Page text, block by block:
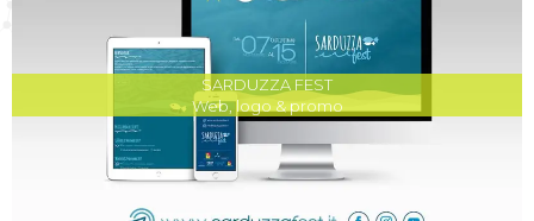
SARDUZZA FEST
Web, logo & promo